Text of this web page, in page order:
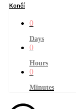
Končí
0
Days
0
Hours
0
Minutes